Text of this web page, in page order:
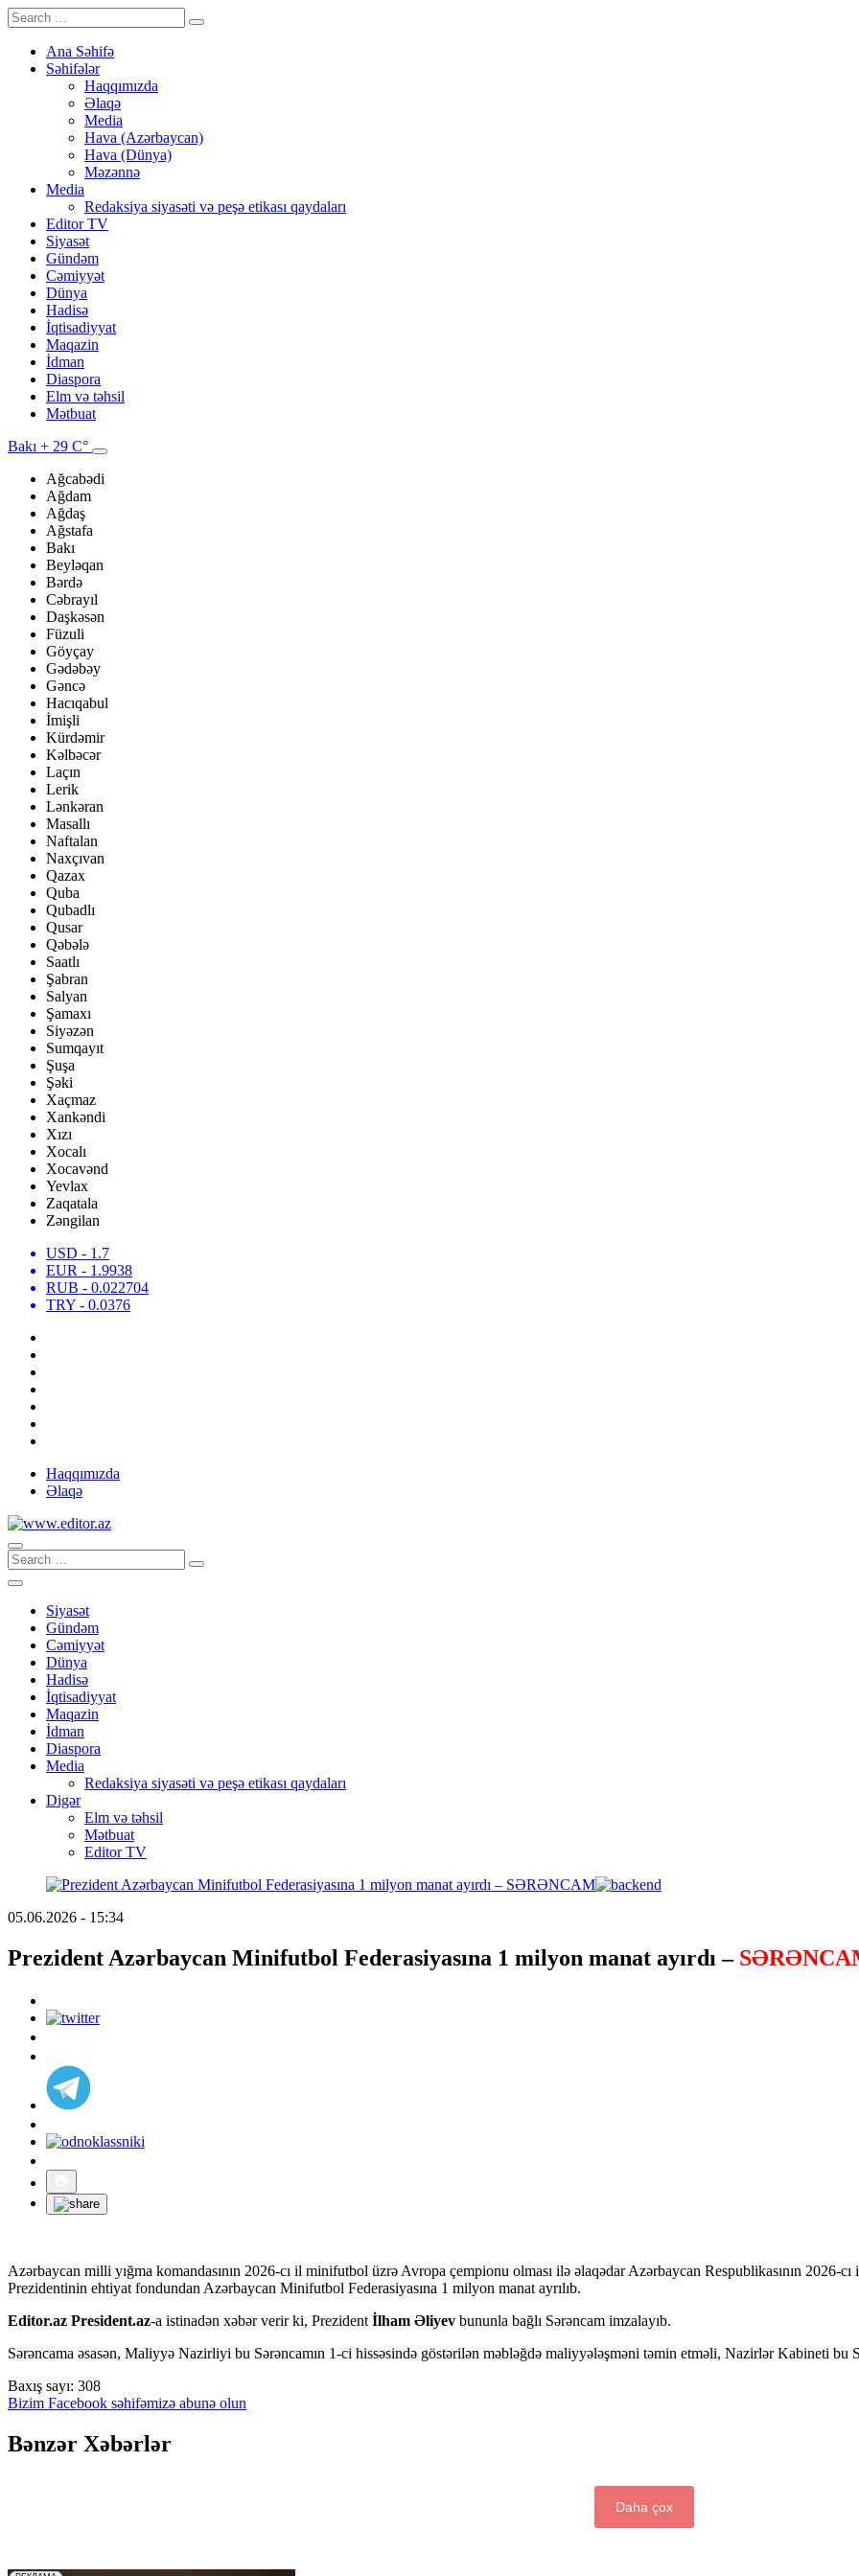
Ana Səhifə
Səhifələr
Haqqımızda
Əlaqə
Media
Hava (Azərbaycan)
Hava (Dünya)
Məzənnə
Media
Redaksiya siyasəti və peşə etikası qaydaları
Editor TV
Siyasət
Gündəm
Cəmiyyət
Dünya
Hadisə
İqtisadiyyat
Maqazin
İdman
Diaspora
Elm və təhsil
Mətbuat
Bakı + 29 C°
Ağcabədi
Ağdam
Ağdaş
Ağstafa
Bakı
Beyləqan
Bərdə
Cəbrayıl
Daşkəsən
Füzuli
Göyçay
Gədəbəy
Gəncə
Hacıqabul
İmişli
Kürdəmir
Kəlbəcər
Laçın
Lerik
Lənkəran
Masallı
Naftalan
Naxçıvan
Qazax
Quba
Qubadlı
Qusar
Qəbələ
Saatlı
Şabran
Salyan
Şamaxı
Siyəzən
Sumqayıt
Şuşa
Şəki
Xaçmaz
Xankəndi
Xızı
Xocalı
Xocavənd
Yevlax
Zaqatala
Zəngilan
USD - 1.7
EUR - 1.9938
RUB - 0.022704
TRY - 0.0376
Haqqımızda
Əlaqə
Siyasət
Gündəm
Cəmiyyət
Dünya
Hadisə
İqtisadiyyat
Maqazin
İdman
Diaspora
Media
Redaksiya siyasəti və peşə etikası qaydaları
Digər
Elm və təhsil
Mətbuat
Editor TV
05.06.2026 - 15:34
Prezident Azərbaycan Minifutbol Federasiyasına 1 milyon manat ayırdı –
Azərbaycan milli yığma komandasının 2026-cı il minifutbol üzrə Avropa çempionu olması ilə əlaqədar Azərbaycan Respublikasının 2026-
Prezidentinin ehtiyat fondundan Azərbaycan Minifutbol Federasiyasına 1 milyon manat ayrılıb.
Editor.az President.az-a istinadən xəbər verir ki, Prezident İlham Əliyev bununla bağlı Sərəncam imzalayıb.
Sərəncama əsasən, Maliyyə Nazirliyi bu Sərəncamın 1-ci hissəsində göstərilən məbləğdə maliyyələşməni təmin etməli, Nazirlər Kabineti bu
Baxış sayı: 308
Bizim Facebook səhifəmizə abunə olun
Bənzər Xəbərlər
Daha çox